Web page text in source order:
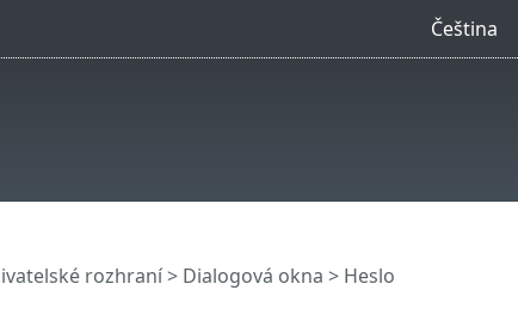
Čeština
rozhraní> Dialogová okna > Heslo